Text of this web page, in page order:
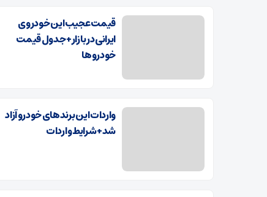
قیمت عجیب این خودروی
ایرانی در بازار+ جدول قیمت
خودرو‌‌ها
واردات این برند‌های خودرو آزاد
شد+ شرایط واردات